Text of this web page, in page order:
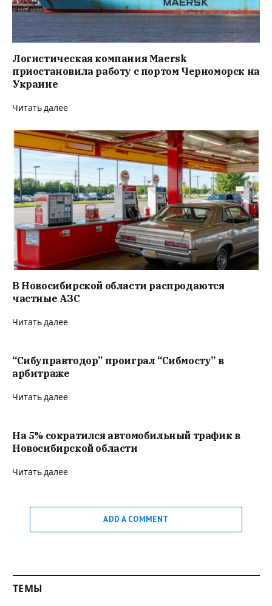
Логистическая компания Maersk
приостановила работу с портом Черноморск на
Украине⁠
Читать далее
В Новосибирской области распродаются
частные АЗС
Читать далее
“Сибуправтодор” проиграл “Сибмосту” в
арбитраже
Читать далее
На 5% сократился автомобильный трафик в
Новосибирской области
Читать далее
ADD A COMMENT
ТЕМЫ